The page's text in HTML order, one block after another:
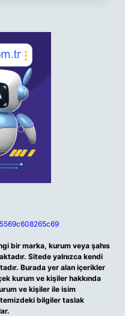
bir marka, kurum veya şahıs
Sitede yalnızca kendi
Burada yer alan içerikler
kurum ve kişiler hakkında
ve kişiler ile isim
bilgiler taslak